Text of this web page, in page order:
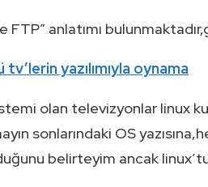
FTP” anlatımı
yazılımıyla oynama
olan televizyonlar linux
sonlarındaki OS
belirteyim ancak